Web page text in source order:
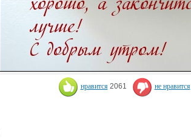
нравится 2061 не нравится